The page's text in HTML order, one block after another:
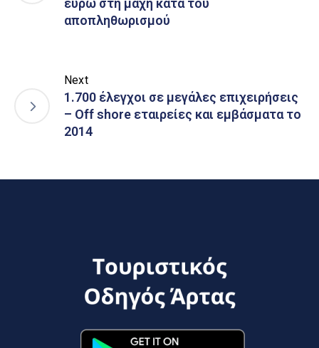
ευρώ στη μάχη κατά του
αποπληθωρισμού
Next
1.700 έλεγχοι σε μεγάλες επιχειρήσεις
– Off shore εταιρείες και εμβάσματα το
2014